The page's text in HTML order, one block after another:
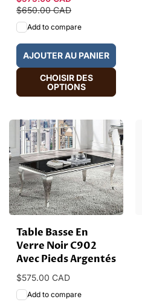
promotionnel
$650.00 CAD
Add to compare
AJOUTER AU PANIER
CHOISIR DES
OPTIONS
Table Basse En
Verre Noir C902
Avec Pieds Argentés
Prix
habituel
$575.00 CAD
Add to compare